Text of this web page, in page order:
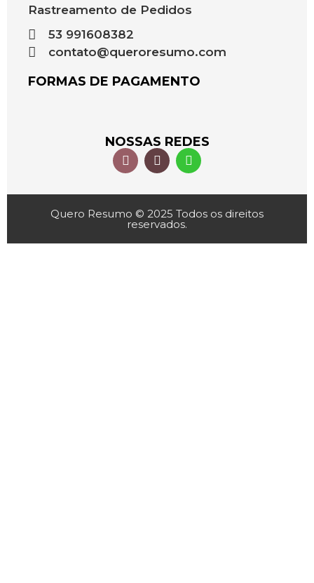
Rastreamento de Pedidos
53 991608382
contato@queroresumo.com
FORMAS DE PAGAMENTO
NOSSAS REDES
Quero Resumo © 2025 Todos os direitos
reservados.